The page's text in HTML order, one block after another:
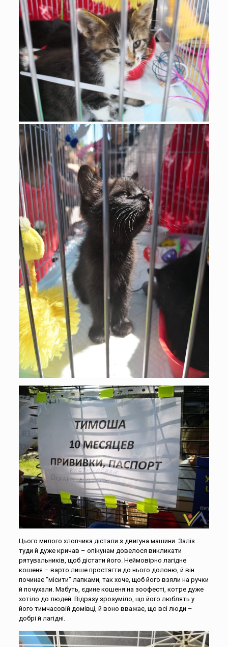
Цього милого хлопчика дістали з двигуна машини. Заліз
туди й дуже кричав – опікунам довелося викликати
рятувальників, щоб дістати його. Неймовірно лагідне
кошеня – варто лише простягти до нього долоню, й він
починає “місити” лапками, так хоче, щоб його взяли на ручки
й почухали. Мабуть, єдине кошеня на зоофесті, котре дуже
хотіло до людей. Відразу зрозуміло, що його люблять у
його тимчасовій домівці, й воно вважає, що всі люди –
добрі й лагідні.